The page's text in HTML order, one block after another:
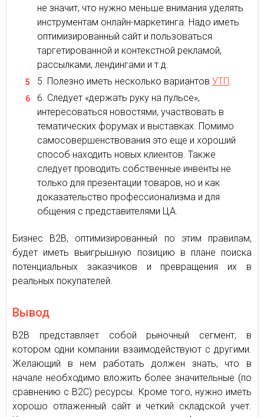
не значит, что нужно меньше внимания уделять
инструментам онлайн-маркетинга. Надо иметь
оптимизированный сайт и пользоваться
таргетированной и контекстной рекламой,
рассылками, лендингами и т.д.
Полезно иметь несколько вариантов УТП
Следует «держать руку на пульсе»,
интересоваться новостями, участвовать в
тематических форумах и выставках. Помимо
самосовершенствования это еще и хороший
способ находить новых клиентов. Также
следует проводить собственные инвенты не
только для презентации товаров, но и как
доказательство профессионализма и для
общения с представителями ЦА.
Бизнес В2В, оптимизированный по этим правилам,
будет иметь выигрышную позицию в плане поиска
потенциальных заказчиков и превращения их в
реальных покупателей.
Вывод
В2В представляет собой рыночный сегмент, в
котором одни компании взаимодействуют с другими.
Желающий в нем работать должен знать, что в
начале необходимо вложить более значительные (по
сравнению с В2С) ресурсы. Кроме того, нужно иметь
хорошо отлаженный сайт и четкий складской учет.